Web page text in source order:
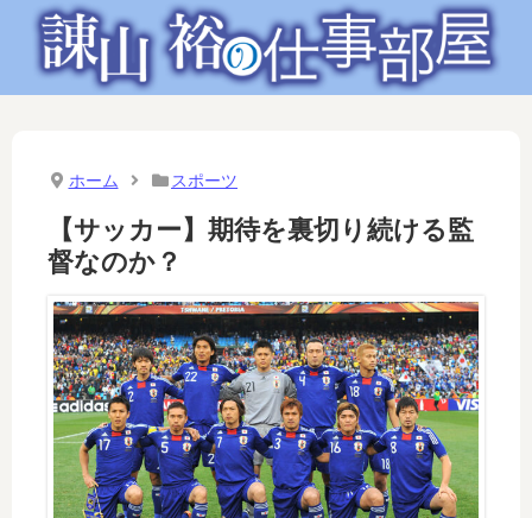
ホーム スポーツ
【サッカー】期待を裏切り続ける監
督なのか？